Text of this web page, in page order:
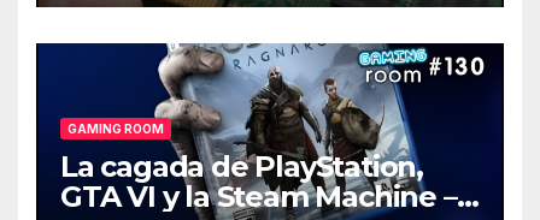
GAMING ROOM
La cagada de PlayStation,
GTA VI y la Steam Machine –